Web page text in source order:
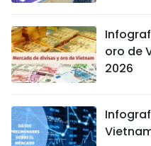
oro de
2026